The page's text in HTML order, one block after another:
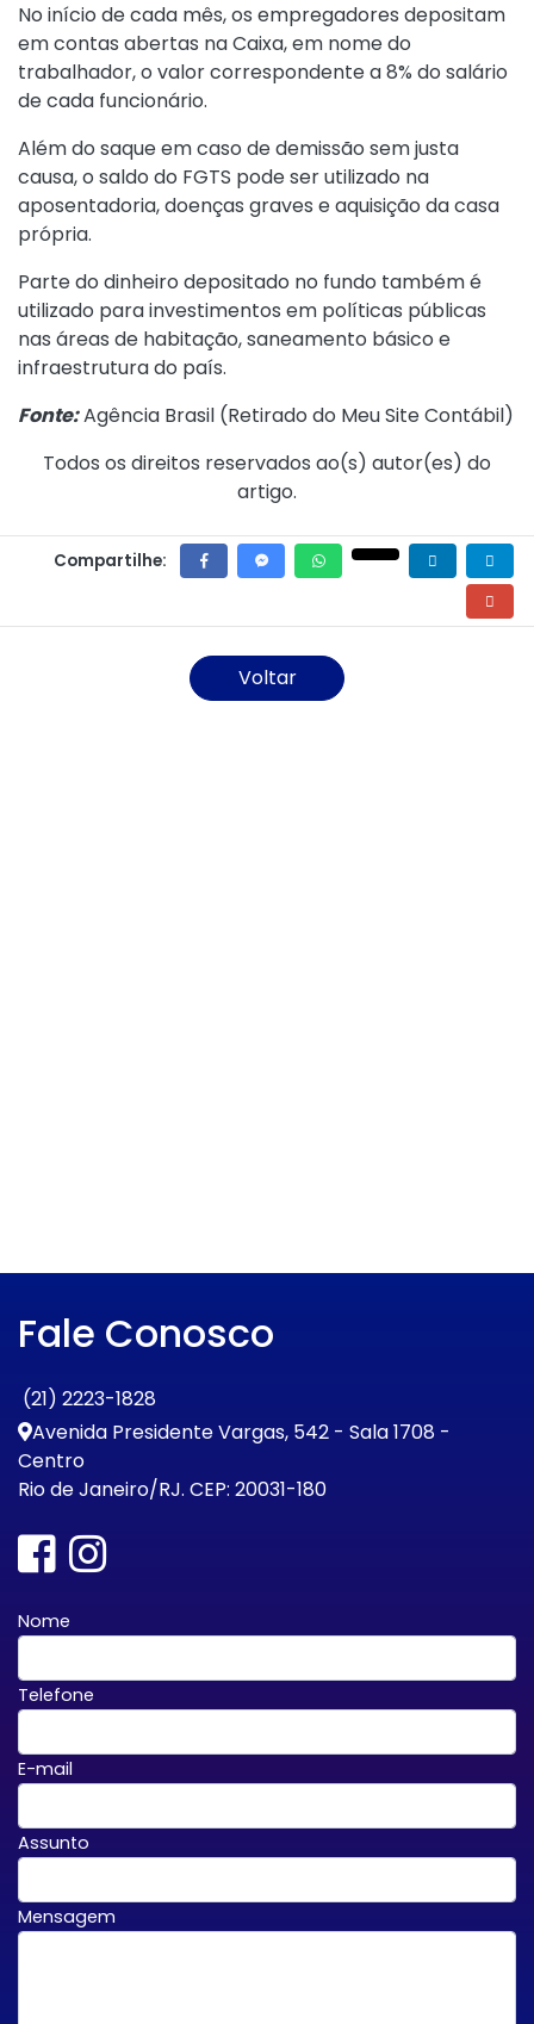
No início de cada mês, os empregadores depositam
em contas abertas na Caixa, em nome do
trabalhador, o valor correspondente a 8% do salário
de cada funcionário.
Além do saque em caso de demissão sem justa
causa, o saldo do FGTS pode ser utilizado na
aposentadoria, doenças graves e aquisição da casa
própria.
Parte do dinheiro depositado no fundo também é
utilizado para investimentos em políticas públicas
nas áreas de habitação, saneamento básico e
infraestrutura do país.
Fonte:Agência Brasil (Retirado do Meu Site Contábil)
Todos os direitos reservados ao(s) autor(es) do
artigo.
Compartilhe:
Voltar
Fale Conosco
(21) 2223-1828
Avenida Presidente Vargas, 542 - Sala 1708 -
Centro
Rio de Janeiro/RJ. CEP: 20031-180
Nome
Telefone
E-mail
Assunto
Mensagem